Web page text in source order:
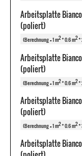
Arbeitsplatte
(poliert)
(Berechnung = 1 m2* 0.6 m2*
Arbeitsplatte
(poliert)
(Berechnung = 1 m2* 0.6 m2*
Arbeitsplatte
(poliert)
(Berechnung = 1 m2* 0.6 m2*
Arbeitsplatte